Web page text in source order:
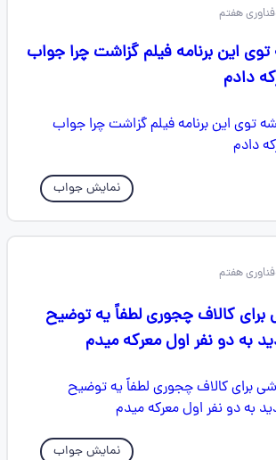
این برنامه فیلم گزاشت چرا جواب
دادم
نمایش جواب
کالاف چجوری لطفاً یه توضیح
به دو نفر اول معرکه میدم
نمایش جواب